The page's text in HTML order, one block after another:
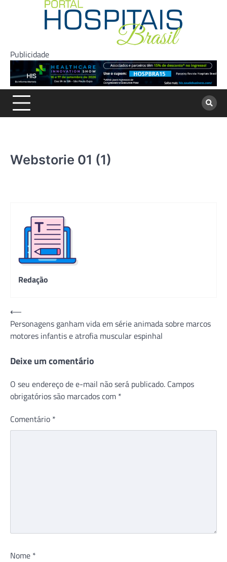
Publicidade
Webstorie 01 (1)
Redação
Navegação
de
Post
⟵
Personagens ganham vida em série animada sobre marcos
motores infantis e atrofia muscular espinhal
Deixe um comentário
O seu endereço de e-mail não será publicado. Campos
obrigatórios são marcados com *
Comentário *
Nome *